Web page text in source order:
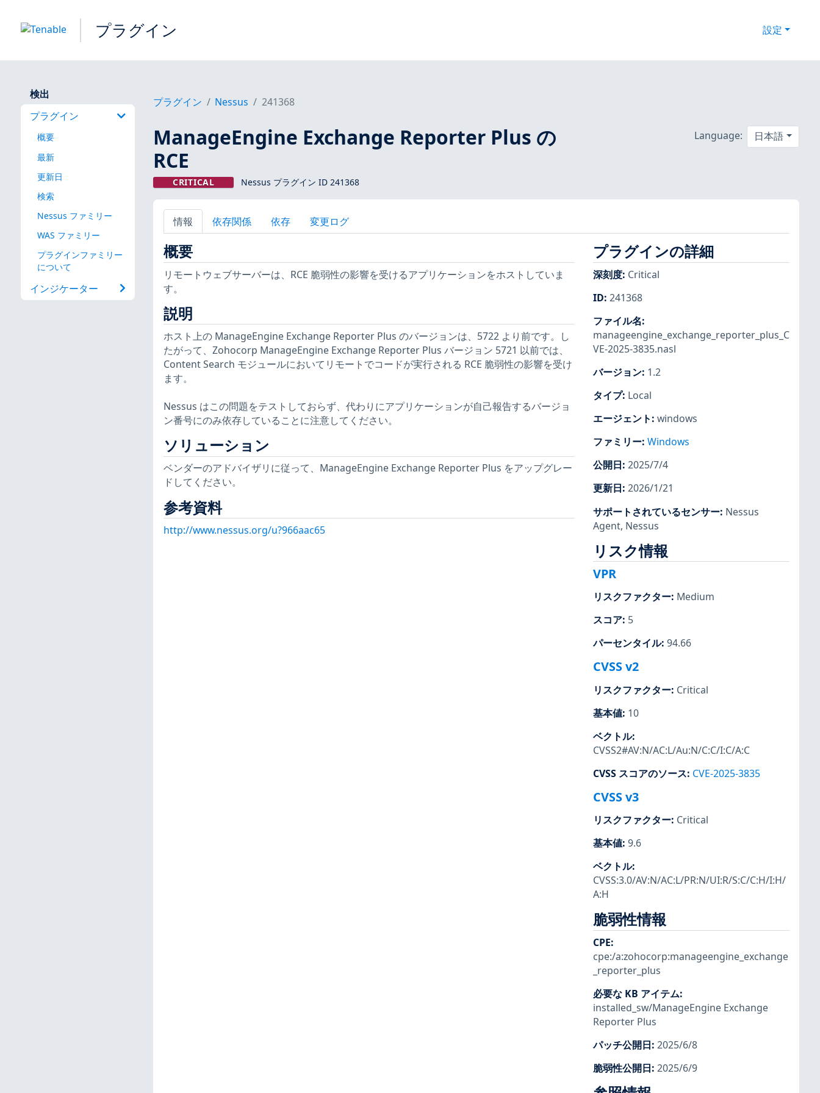
プラグイン 設定
検出
プラグイン
概要
最新
更新日
検索
Nessus ファミリー
WAS ファミリー
プラグインファミリー
について
インジケーター
プラグイン Nessus 241368
ManageEngine Exchange Reporter Plus の
RCE
CRITICAL Nessus プラグイン ID 241368
Language: 日本語
情報 依存関係 依存 変更ログ
概要
リモートウェブサーバーは、RCE 脆弱性の影響を受けるアプリケーションをホストしていま
す。
説明
ホスト上の ManageEngine Exchange Reporter Plus のバージョンは、5722 より前です。し
たがって、Zohocorp ManageEngine Exchange Reporter Plus バージョン 5721 以前では、
Content Search モジュールにおいてリモートでコードが実行される RCE 脆弱性の影響を受け
ます。
Nessus はこの問題をテストしておらず、代わりにアプリケーションが自己報告するバージョ
ン番号にのみ依存していることに注意してください。
ソリューション
ベンダーのアドバイザリに従って、ManageEngine Exchange Reporter Plus をアップグレー
ドしてください。
参考資料
http://www.nessus.org/u?966aac65
プラグインの詳細
深刻度: Critical
ID: 241368
ファイル名:
manageengine_exchange_reporter_plus_C
VE-2025-3835.nasl
バージョン: 1.2
タイプ: Local
エージェント: windows
ファミリー: Windows
公開日: 2025/7/4
更新日: 2026/1/21
サポートされているセンサー: Nessus
Agent, Nessus
リスク情報
VPR
リスクファクター: Medium
スコア: 5
パーセンタイル: 94.66
CVSS v2
リスクファクター: Critical
基本値: 10
ベクトル:
CVSS2#AV:N/AC:L/Au:N/C:C/I:C/A:C
CVSS スコアのソース: CVE-2025-3835
CVSS v3
リスクファクター: Critical
基本値: 9.6
ベクトル:
CVSS:3.0/AV:N/AC:L/PR:N/UI:R/S:C/C:H/I:H/
A:H
脆弱性情報
CPE:
cpe:/a:zohocorp:manageengine_exchange
_reporter_plus
必要な KB アイテム:
installed_sw/ManageEngine Exchange
Reporter Plus
パッチ公開日: 2025/6/8
脆弱性公開日: 2025/6/9